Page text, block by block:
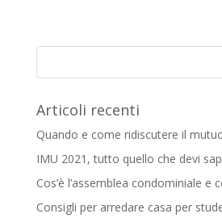
Articoli recenti
Quando e come ridiscutere il
IMU 2021, tutto quello che devi
Cos’è l’assemblea condominiale e
Consigli per arredare casa per